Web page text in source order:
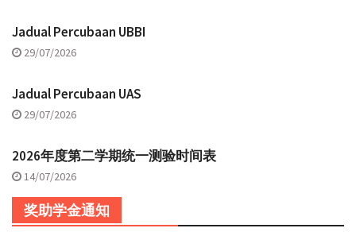
Jadual Percubaan UBBI
29/07/2026
Jadual Percubaan UAS
29/07/2026
2026年度第二学期统一测验时间表
14/07/2026
奖助学金通知